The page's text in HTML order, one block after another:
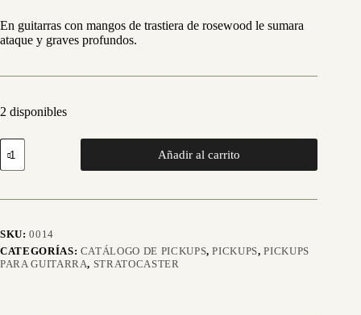
En guitarras con mangos de trastiera de rosewood le sumara
ataque y graves profundos.
2 disponibles
ST
69
Classic
Coil
3
micrófonos
-
Añadir al carrito
SKU:0014
CATEGORÍAS: CATÁLOGO DE PICKUPS,PICKUPS,PICKUPS
PARA GUITARRA, STRATOCASTER